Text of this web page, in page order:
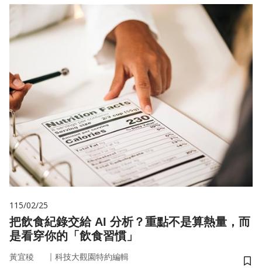
115/02/25
把飲食紀錄交給 AI 分析？重點不是算熱量，而
是看穿你的「飲食習慣」
黃宜稜 ｜ 科技大觀園特約編輯